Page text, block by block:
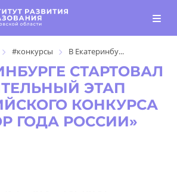
#конкурсы В Екатеринбу...
СТАРТОВАЛ
ЭТАП
КОНКУРСА
ГОДА РОССИИ»